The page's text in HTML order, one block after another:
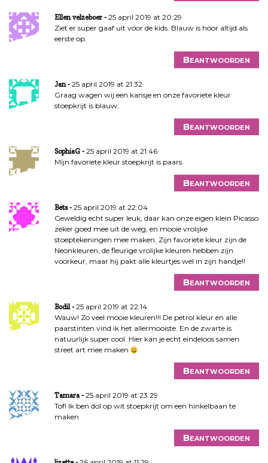
Ellen velzeboer
25 april 2019 at 20:29
Ziet er super gaaf uit voor de kids. Blauw is hoor altijd als
eerste op.
Beantwoorden
Jan
25 april 2019 at 21:32
Graag wagen wij een kansje en onze favoriete kleur
stoepkrijt is blauw.
Beantwoorden
SophiaG
25 april 2019 at 21:46
Mijn favoriete kleur stoepkrijt is paars.
Beantwoorden
Bets
25 april 2019 at 22:04
Geweldig echt super leuk, daar kan onze eigen klein Picasso
zeker goed mee uit de weg, en mooie vrolijke
stoeptekeningen mee maken. Zijn favoriete kleur zijn de
Neonkleuren, de fleurige vrolijke kleuren hebben zijn
voorkeur, maar hij pakt alle kleurtjes wel in zijn handje!!
Beantwoorden
Bodil
25 april 2019 at 22:14
Wauw! Zo veel mooie kleuren!!! De petrol kleur en alle
paarstinten vind ik het allermooiste. En de zwarte is
natuurlijk super cool. Hier kan je echt eindeloos samen
street art mee maken
Beantwoorden
Tamara
25 april 2019 at 23:29
Tof! Ik ben dol op wit stoepkrijt om een hinkelbaan te
maken
Beantwoorden